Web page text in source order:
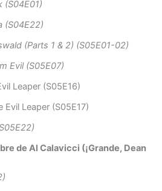
(S04E01)
(S04E22)
(Parts 1 & 2) (S05E01-02)
Evil (S05E07)
Leaper (S05E16)
Evil Leaper (S05E17)
de Al Calavicci (¡Grande, Dean